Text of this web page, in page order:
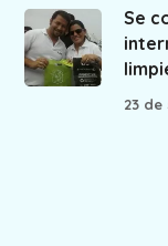
Se
23